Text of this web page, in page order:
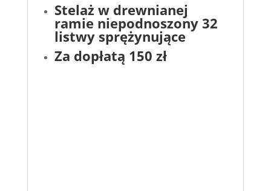
Stelaż w drewnianej
ramie niepodnoszony 32
listwy sprężynujące
Za dopłatą 150 zł